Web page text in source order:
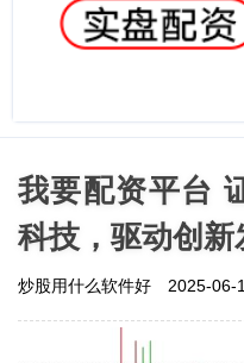
我要配资平台
科技，驱动创新
炒股用什么软件好 2025-06-